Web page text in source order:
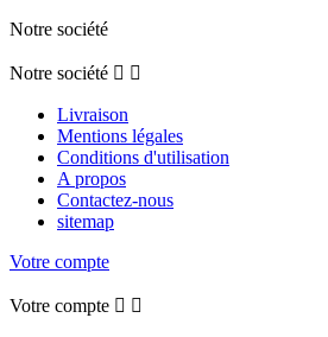
Notre société
Notre société  
Livraison
Mentions légales
Conditions d'utilisation
A propos
Contactez-nous
sitemap
Votre compte
Votre compte  